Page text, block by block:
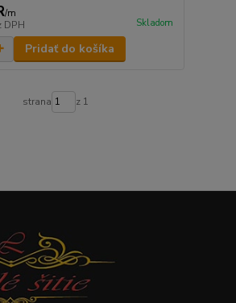
/m
DPH Skladom
Pridať do košíka
strana z 1